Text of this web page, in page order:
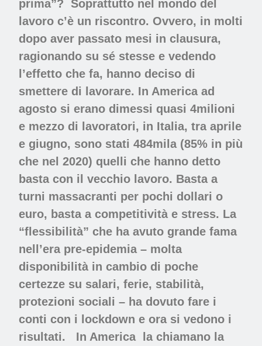
prima”? Soprattutto nel mondo del
lavoro c’è un riscontro. Ovvero, in molti
dopo aver passato mesi in clausura,
ragionando su sé stesse e vedendo
l’effetto che fa, hanno deciso di
smettere di lavorare. In America ad
agosto si erano dimessi quasi 4milioni
e mezzo di lavoratori, in Italia, tra aprile
e giugno, sono stati 484mila (85% in più
che nel 2020) quelli che hanno detto
basta con il vecchio lavoro. Basta a
turni massacranti per pochi dollari o
euro, basta a competitività e stress. La
“flessibilità” che ha avuto grande fama
nell’era pre-epidemia – molta
disponibilità in cambio di poche
certezze su salari, ferie, stabilità,
protezioni sociali – ha dovuto fare i
conti con i lockdown e ora si vedono i
risultati.
In America
la chiamano la